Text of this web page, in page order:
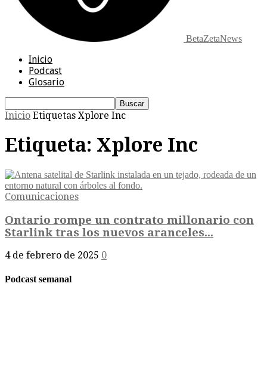
BetaZetaNews
Inicio
Podcast
Glosario
Inicio Etiquetas Xplore Inc
Etiqueta: Xplore Inc
Comunicaciones
Ontario rompe un contrato millonario con
Starlink tras los nuevos aranceles...
4 de febrero de 2025 0
Podcast semanal